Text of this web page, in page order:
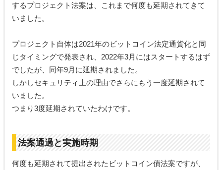
するプロジェクト法案は、これまで何度も延期されてきて
いました。
プロジェクト自体は2021年のビットコイン法定通貨化と同
じタイミングで発表され、2022年3月にはスタートするはず
でしたが、同年9月に延期されました。
しかしセキュリティ上の理由でさらにもう一度延期されて
いました。
つまり3度延期されていたわけです。
法案通過と実施時期
何度も延期されて提出されたビットコイン債法案ですが、